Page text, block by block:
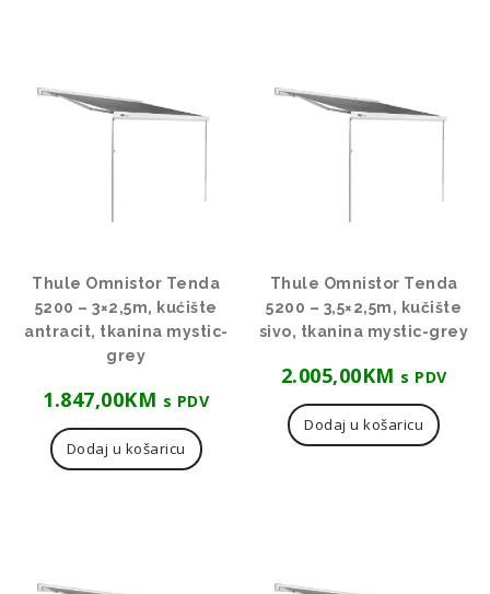
Thule Omnistor Tenda
5200 – 3×2,5m, kućište
antracit, tkanina mystic-
grey
1.847,00KM s PDV
Dodaj u košaricu
Thule Omnistor Tenda
5200 – 3,5×2,5m, kučište
sivo, tkanina mystic-grey
2.005,00KM s PDV
Dodaj u košaricu